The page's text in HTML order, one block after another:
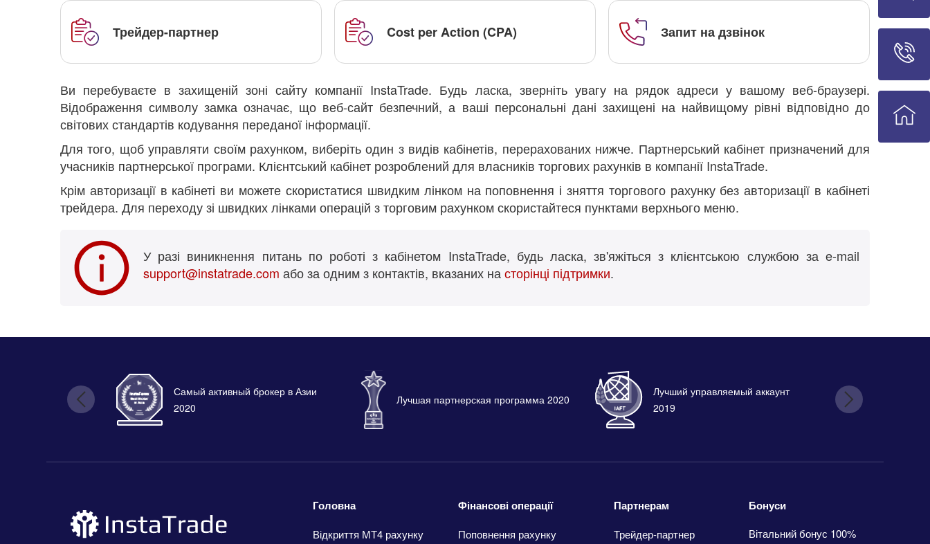
Трейдер-партнер Cost per Action (CPA) Запит на дзвінок
Ви перебуваєте в захищеній зоні сайту компанії InstaTrade. Будь ласка, зверніть увагу на рядок адреси у вашому веб-браузері.
Відображення символу замка означає, що веб-сайт безпечний, а ваші персональні дані захищені на найвищому рівні відповідно до
світових стандартів кодування переданої інформації.
Для того, щоб управляти своїм рахунком, виберіть один з видів кабінетів, перерахованих нижче. Партнерський кабінет призначений для
учасників партнерської програми. Клієнтський кабінет розроблений для власників торгових рахунків в компанії InstaTrade.
Крім авторизації в кабінеті ви можете скористатися швидким лінком на поповнення і зняття торгового рахунку без авторизації в кабінеті
трейдера. Для переходу зі швидких лінками операцій з торговим рахунком скористайтеся пунктами верхнього меню.
У разі виникнення питань по роботі з кабінетом InstaTrade, будь ласка, зв'яжіться з клієнтською службою за e-mail
support@instatrade.com або за одним з контактів, вказаних насторінці підтримки.
Самый активный брокер в Азии
2020
Лучшая партнерская программа 2020
Лучший управляемый аккаунт
2019
Головна
Відкриття МТ4 рахунку
Фінансові операції
Поповнення рахунку
Партнерам
Трейдер-партнер
Бонуси
Вітальний бонус 100%